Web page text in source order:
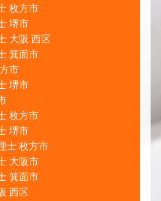
枚方市
堺市
大阪 西区
箕面市
市
堺市
枚方市
堺市
士 枚方市
大阪市
箕面市
西区